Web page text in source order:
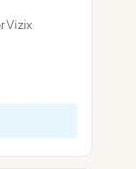
Vizix